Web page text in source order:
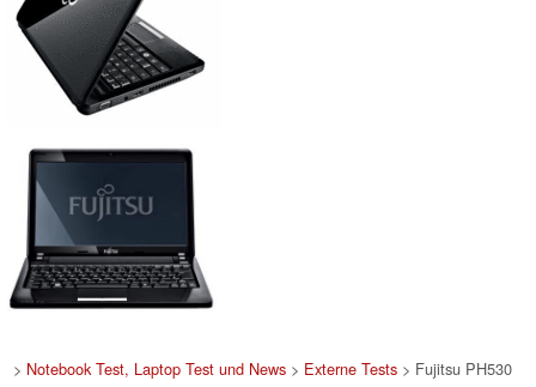
> Notebook Test, Laptop Test und News> Externe Tests> Fujitsu PH530